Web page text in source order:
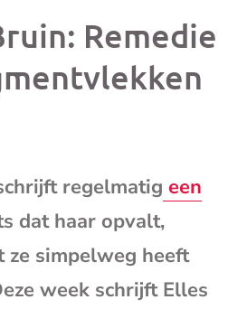
berichtbericht
Remedie
regelmatig een
dat haar opvalt,
simpelweg heeft
week schrijft Elles